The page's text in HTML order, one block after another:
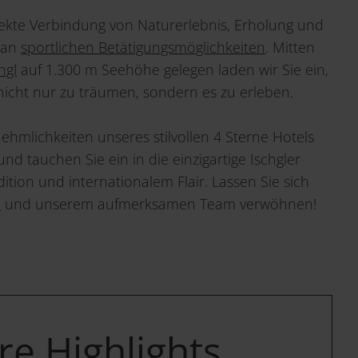
Verbindung von Naturerlebnis, Erholung und
sportlichen Betätigungsmöglichkeiten. Mitten
auf 1.300 m Seehöhe gelegen laden wir Sie ein,
nur zu träumen, sondern es zu erleben.
unseres stilvollen 4 Sterne Hotels
tauchen Sie ein in die einzigartige Ischgler
und internationalem Flair. Lassen Sie sich
und unserem aufmerksamen Team verwöhnen!